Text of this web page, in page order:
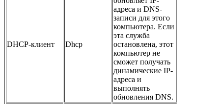
DHCP-клиент Dhcp
адреса и DNS-
записи для этого
компьютера. Если
эта служба
остановлена, этот
компьютер не
сможет получать
динамические IP-
адреса и
выполнять
обновления DNS.